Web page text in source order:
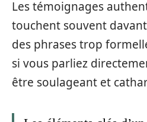
Les témoignages
touchent souvent
des phrases trop
si vous parliez
être soulageant et